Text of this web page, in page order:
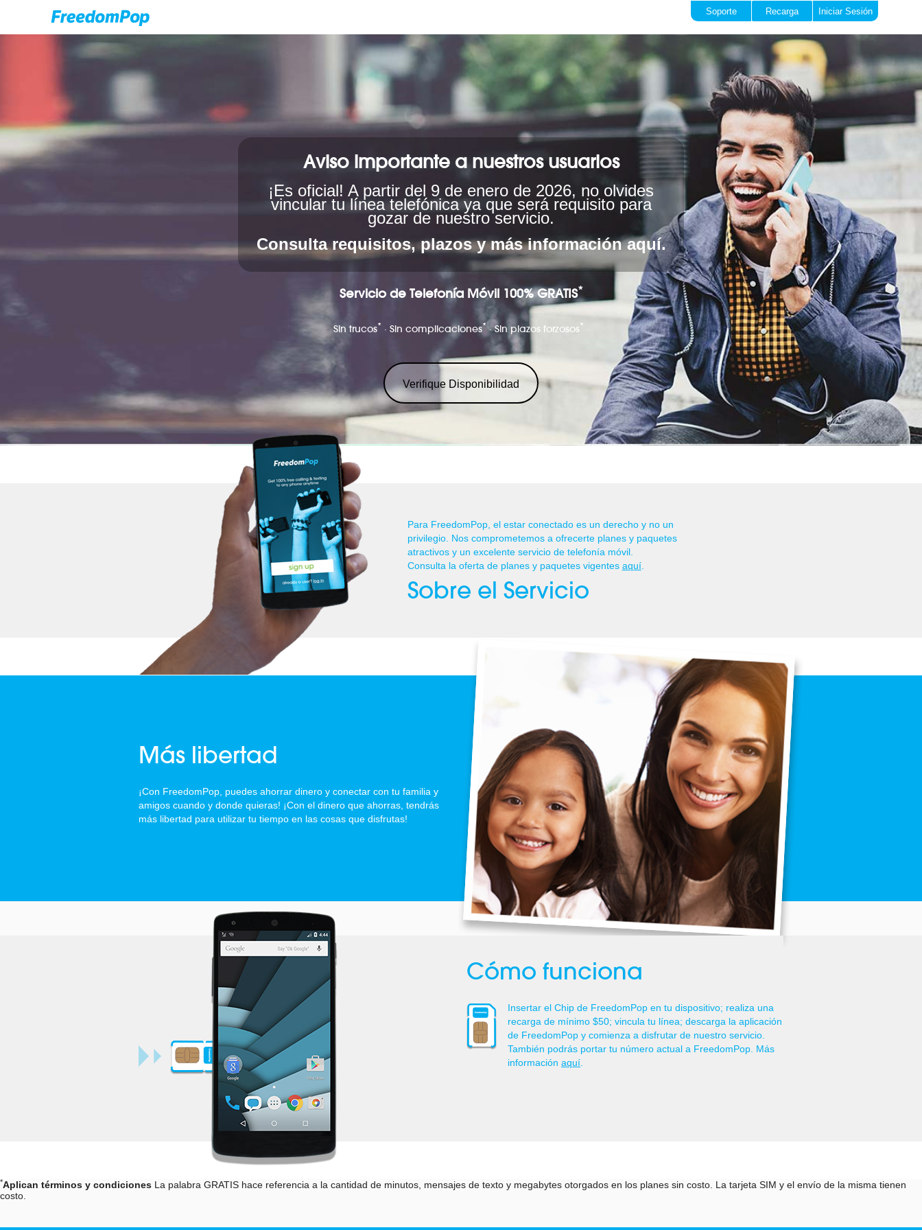
Soporte Recarga Iniciar Sesión
Aviso importante a nuestros usuarios
¡Es oficial! A partir del 9 de enero de 2026, no olvides
vincular tu línea telefónica ya que será requisito para
gozar de nuestro servicio.
Consulta requisitos, plazos y más información aquí.
Servicio de Telefonía Móvil 100% GRATIS*
Sin trucos* · Sin complicaciones* · Sin plazos forzosos* ·
Verifique Disponibilidad
Para FreedomPop, el estar conectado es un derecho y no un
privilegio. Nos comprometemos a ofrecerte planes y paquetes
atractivos y un excelente servicio de telefonía móvil.
Consulta la oferta de planes y paquetes vigentes aquí.
Sobre el Servicio
Más libertad
¡Con FreedomPop, puedes ahorrar dinero y conectar con tu familia y
amigos cuando y donde quieras! ¡Con el dinero que ahorras, tendrás
más libertad para utilizar tu tiempo en las cosas que disfrutas!
Cómo funciona
Insertar el Chip de FreedomPop en tu dispositivo; realiza una
recarga de mínimo $50; vincula tu línea; descarga la aplicación
de FreedomPop y comienza a disfrutar de nuestro servicio.
También podrás portar tu número actual a FreedomPop. Más
información aquí
*Aplican términos y condiciones La palabra GRATIS hace referencia a la cantidad de minutos, mensajes de texto y megabytes otorgados en los planes sin costo. La tarjeta SIM y el envío de la misma tienen
costo.